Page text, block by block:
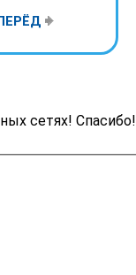
сетях! Спасибо!